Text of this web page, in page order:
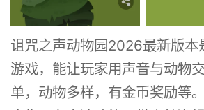
诅咒之声动物园2026最新版本
游戏，能让玩家用声音与动物
单，动物多样，有金币奖励等